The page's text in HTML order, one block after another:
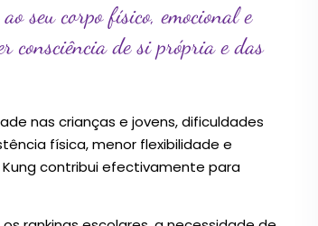
seu corpo físico, emocional e
consciência de si própria e das
nas crianças e jovens, dificuldades
física, menor flexibilidade e
contribui efectivamente para